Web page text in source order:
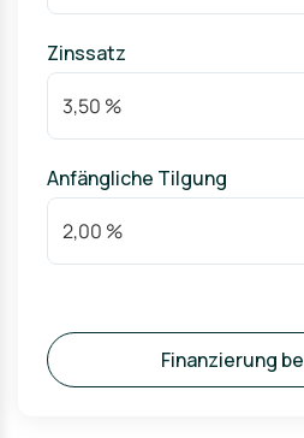
Zinssatz
Anfängliche Tilgung
Finanzierung